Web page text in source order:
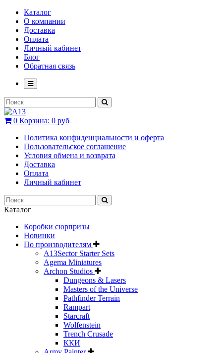
Каталог
О компании
Доставка
Оплата
Личный кабинет
Блог
Обратная связь
0 Корзина: 0 руб
Политика конфиденциальности и оферта
Пользовательское соглашение
Условия обмена и возврата
Доставка
Оплата
Личный кабинет
Каталог
Коробки сюрпризы
Новинки
По производителям
A13Sector Starter Sets
Agema Miniatures
Archon Studios
Dungeons & Lasers
Masters of the Universe
Pathfinder Terrain
Rampart
Starcraft
Wolfenstein
Trench Crusade
ККИ